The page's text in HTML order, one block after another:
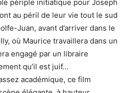
périple initiatique pour Joseph
au péril de leur vie tout le sud
Juan, avant d’arriver dans le
où Maurice travaillera dans un
engagé par un libraire
qu’il est juif…
académique, ce film